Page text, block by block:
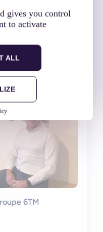
gives you control
to activate
ALL
6TM